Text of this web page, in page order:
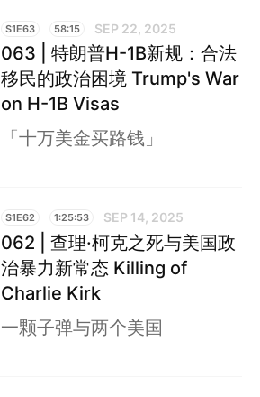
S1E63 58:15 SEP 22, 2025
063 | 特朗普H-1B新规：合法
移民的政治困境 Trump's War
on H-1B Visas
「十万美金买路钱」
S1E62 1:25:53 SEP 14, 2025
062 | 查理·柯克之死与美国政
治暴力新常态 Killing of
Charlie Kirk
一颗子弹与两个美国